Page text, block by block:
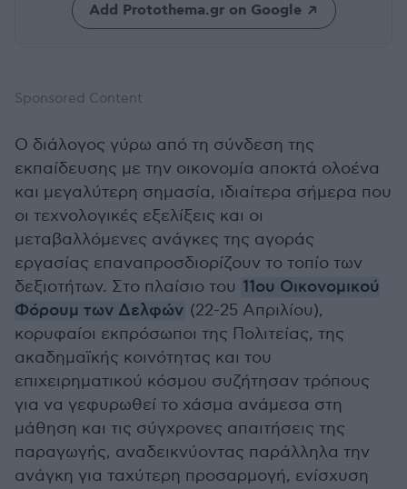
Add Protothema.gr on Google
Sponsored Content
O διάλογος γύρω από τη σύνδεση της
εκπαίδευσης με την οικονομία αποκτά ολοένα
και μεγαλύτερη σημασία, ιδιαίτερα σήμερα που
οι τεχνολογικές εξελίξεις και οι
μεταβαλλόμενες ανάγκες της αγοράς
εργασίας επαναπροσδιορίζουν το τοπίο των
δεξιοτήτων. Στο πλαίσιο του 11ου Οικονομικού
Φόρουμ των Δελφών (22-25 Απριλίου),
κορυφαίοι εκπρόσωποι της Πολιτείας, της
ακαδημαϊκής κοινότητας και του
επιχειρηματικού κόσμου συζήτησαν τρόπους
για να γεφυρωθεί το χάσμα ανάμεσα στη
μάθηση και τις σύγχρονες απαιτήσεις της
παραγωγής, αναδεικνύοντας παράλληλα την
ανάγκη για ταχύτερη προσαρμογή, ενίσχυση